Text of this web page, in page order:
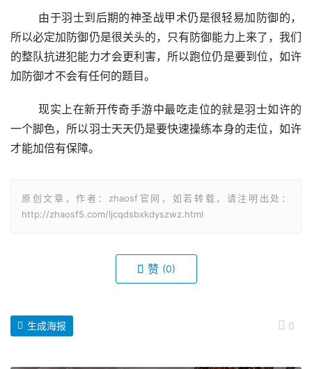
所以必定加防御仍是很关头的，只有防御能力上来了，我们
的整队抗进犯能力才会更利害，所以跑位仍是要到位，如许
加防御才不会有任何的题目。
	现实上在新开传奇手游中最吃走位的就是羽士如许的
一个脚色，所以羽士天天仍是要快速操练本身的走位，如许
才能加倍有保障。
原创文章，作者：zhaosf官网，如若转载，请注明出处：
http://zhaosf5.com/ljcqdsbxkdyszwz.html
赞 (0)
0
生成海报